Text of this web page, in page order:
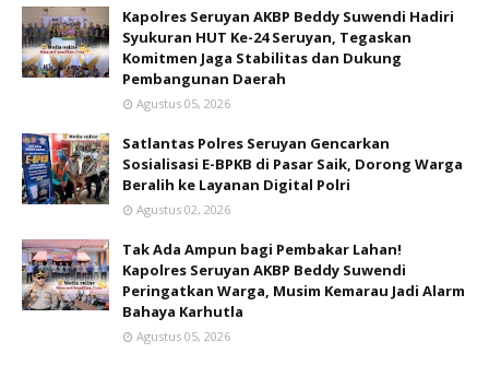
Kapolres Seruyan AKBP Beddy Suwendi Hadiri
Syukuran HUT Ke-24 Seruyan, Tegaskan
Komitmen Jaga Stabilitas dan Dukung
Pembangunan Daerah
Agustus 05, 2026
Satlantas Polres Seruyan Gencarkan
Sosialisasi E-BPKB di Pasar Saik, Dorong Warga
Beralih ke Layanan Digital Polri
Agustus 02, 2026
Tak Ada Ampun bagi Pembakar Lahan!
Kapolres Seruyan AKBP Beddy Suwendi
Peringatkan Warga, Musim Kemarau Jadi Alarm
Bahaya Karhutla
Agustus 05, 2026